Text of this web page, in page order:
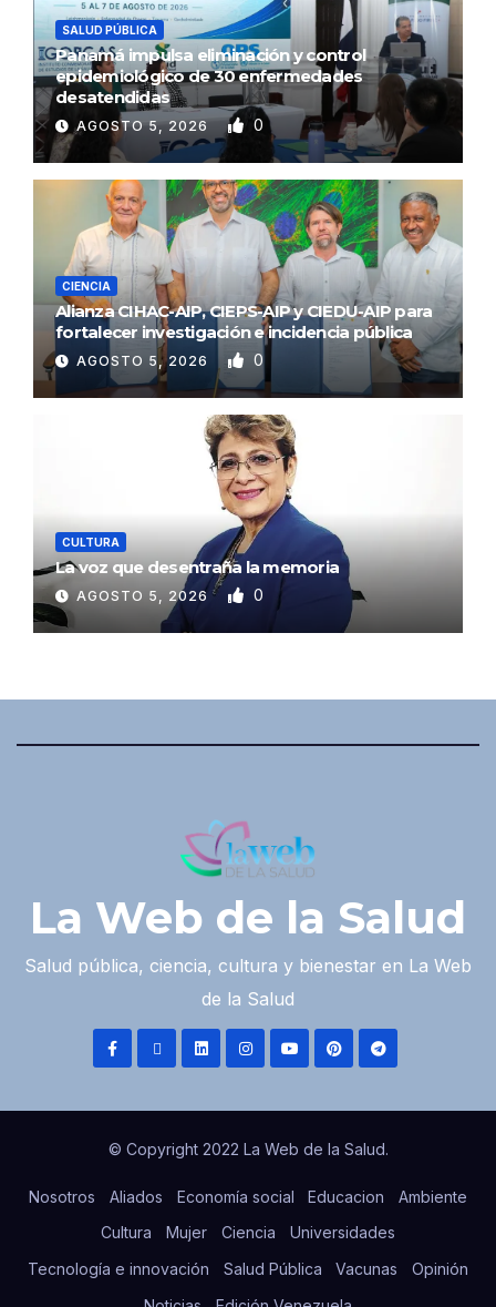
SALUD PÚBLICA
Panamá impulsa eliminación y control
epidemiológico de 30 enfermedades
desatendidas
AGOSTO 5, 2026 0
CIENCIA
Alianza CIHAC-AIP, CIEPS-AIP y CIEDU-AIP para
fortalecer investigación e incidencia pública
AGOSTO 5, 2026 0
CULTURA
La voz que desentraña la memoria
AGOSTO 5, 2026 0
La Web de la Salud
Salud pública, ciencia, cultura y bienestar en La Web
de la Salud
© Copyright 2022 La Web de la Salud.
Nosotros Aliados Economía social Educacion
Ambiente
Cultura
Mujer Ciencia
Universidades
Tecnología e innovación
Salud Pública Vacunas
Opinión